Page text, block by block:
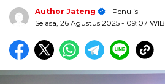
Author Jateng
- Penulis
Selasa, 26 Agustus 2025 - 09:07 WIB